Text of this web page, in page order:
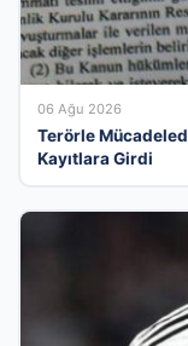
06 Ağu 2026
Terörle
Kayıtlara Girdi